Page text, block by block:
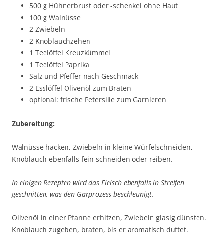
500 g Hühnerbrust oder -schenkel ohne Haut
100 g Walnüsse
2 Zwiebeln
2 Knoblauchzehen
1 Teelöffel Kreuzkümmel
1 Teelöffel Paprika
Salz und Pfeffer nach Geschmack
2 Esslöffel Olivenöl zum Braten
optional: frische Petersilie zum Garnieren
Zubereitung:
Walnüsse hacken, Zwiebeln in kleine Würfelschneiden,
Knoblauch ebenfalls fein schneiden oder reiben.
In einigen Rezepten wird das Fleisch ebenfalls in Streifen
geschnitten, was den Garprozess beschleunigt.
Olivenöl in einer Pfanne erhitzen, Zwiebeln glasig dünsten.
Knoblauch zugeben, braten, bis er aromatisch duftet.